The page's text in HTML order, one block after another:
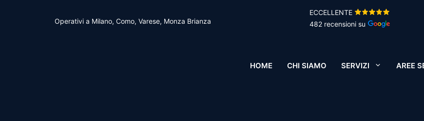
Operativi a Milano, Como, Varese, Monza Brianza
ECCELLENTE
482 recensioni su
HOME CHI SIAMO SERVIZI AREE